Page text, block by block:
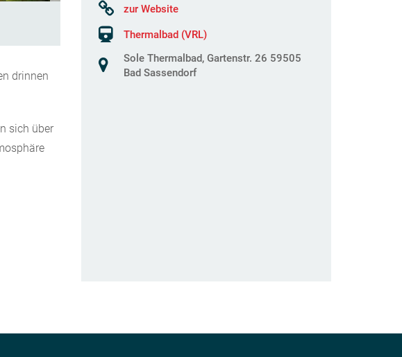
drinnen
sich über
zur Website
Thermalbad (VRL)
Sole Thermalbad, Gartenstr. 26 59505
Bad Sassendorf